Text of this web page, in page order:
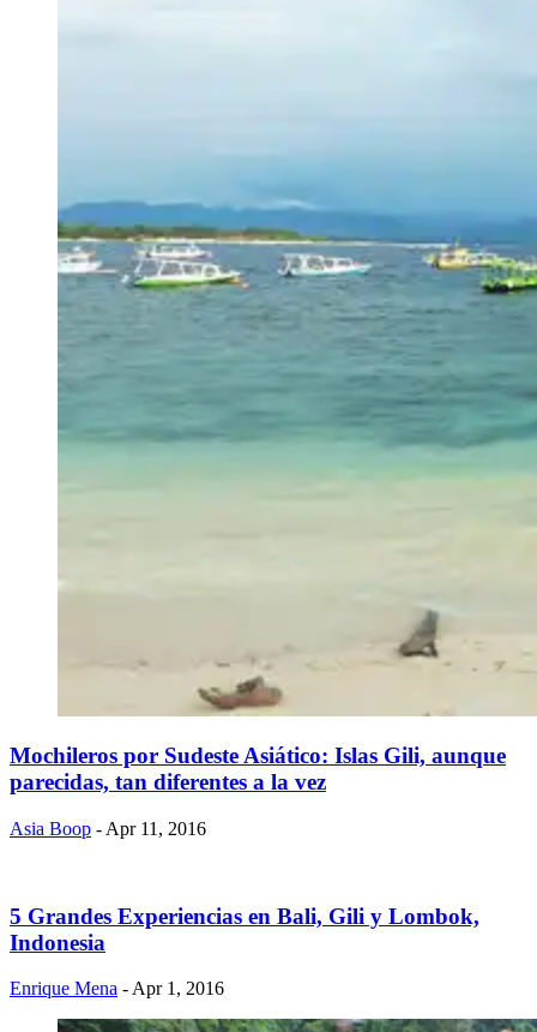
Mochileros por Sudeste Asiático: Islas Gili, aunque
parecidas, tan diferentes a la vez
Asia Boop - Apr 11, 2016
5 Grandes Experiencias en Bali, Gili y Lombok,
Indonesia
Enrique Mena - Apr 1, 2016